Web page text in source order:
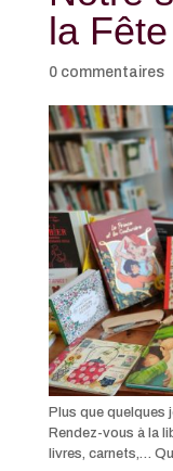
la
0 commentaires
Plus que quelques
Rendez-vous à la
livres, carnets,…